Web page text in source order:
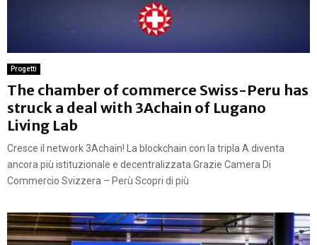
Progetti
The chamber of commerce Swiss-Peru has
struck a deal with 3Achain of Lugano
Living Lab
Cresce il network 3Achain! La blockchain con la tripla A diventa
ancora più istituzionale e decentralizzata.Grazie Camera Di
Commercio Svizzera – Perù Scopri di più